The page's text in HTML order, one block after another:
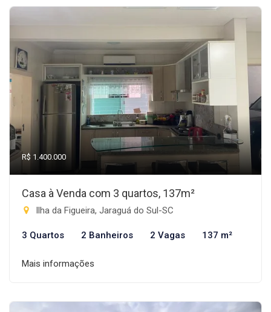
R$ 1.400.000
Casa à Venda com 3 quartos, 137m²
Ilha da Figueira, Jaraguá do Sul-SC
3 Quartos 2 Banheiros 2 Vagas 137 m²
Mais informações